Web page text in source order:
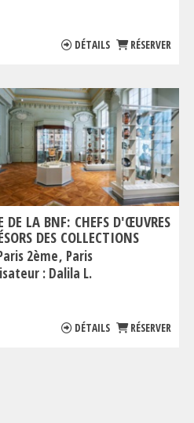
DÉTAILS RÉSERVER
DE LA BNF: CHEFS D'ŒUVRES
DES COLLECTIONS
2ème Paris
: Dalila L.
DÉTAILS RÉSERVER